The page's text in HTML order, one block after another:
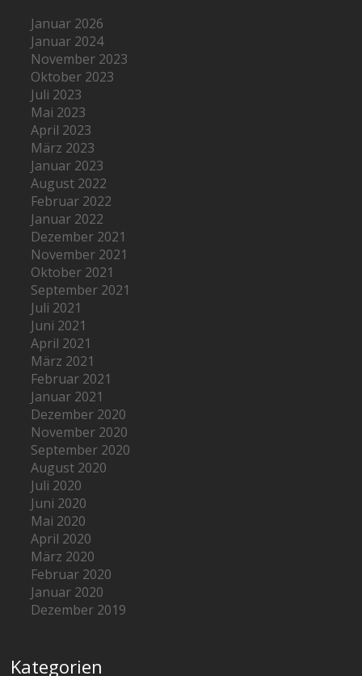
Januar 2026
Januar 2024
November 2023
Oktober 2023
Juli 2023
Mai 2023
April 2023
März 2023
Januar 2023
August 2022
Februar 2022
Januar 2022
Dezember 2021
November 2021
Oktober 2021
September 2021
Juli 2021
Juni 2021
April 2021
März 2021
Februar 2021
Januar 2021
Dezember 2020
November 2020
September 2020
August 2020
Juli 2020
Juni 2020
Mai 2020
April 2020
März 2020
Februar 2020
Januar 2020
Dezember 2019
Kategorien